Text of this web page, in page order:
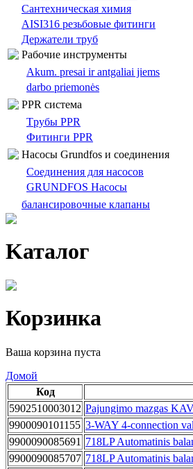
Сантехническая химия
AISI316 резьбовые фитинги
Держатели труб
Pабочие инструменты
Akum. presai ir antgaliai jiems
darbo priemonės
PPR система
Tрубы PPR
Фитинги PPR
Насосы Grundfos и соединения
Cоединения для насосов
GRUNDFOS Насосы
балансировочныe клапаны
Kаталог
Корзинка
Ваша корзина пуста
Домой
Код
5902510003012 Pajungimo mazgas
9900090101155 3-WAY 4-connection
9900090085691 718LP Automatinis
9900090085707 718LP Automatinis